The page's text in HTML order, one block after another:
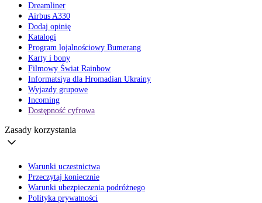
Dreamliner
Airbus A330
Dodaj opinię
Katalogi
Program lojalnościowy Bumerang
Karty i bony
Filmowy Świat Rainbow
Informatsiya dla Hromadian Ukrainy
Wyjazdy grupowe
Incoming
Dostępność cyfrowa
Zasady korzystania
Warunki uczestnictwa
Przeczytaj koniecznie
Warunki ubezpieczenia podróżnego
Polityka prywatności